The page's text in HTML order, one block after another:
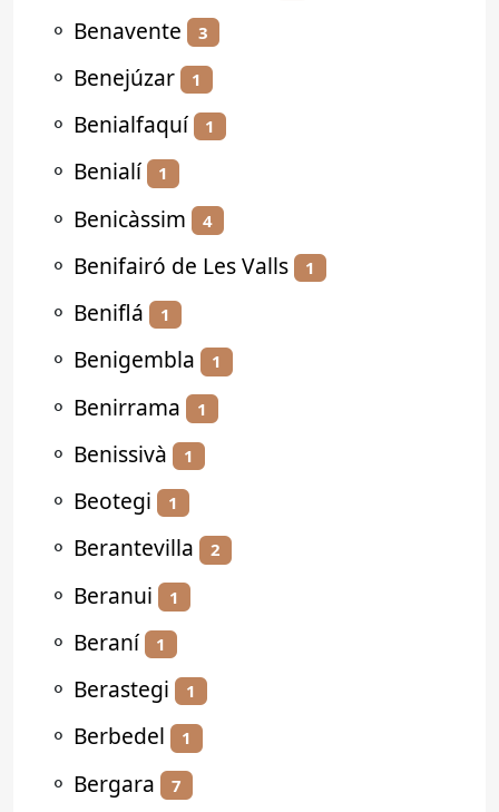
⚬ Benavente 3
⚬ Benejúzar 1
⚬ Benialfaquí 1
⚬ Benialí 1
⚬ Benicàssim 4
⚬ Benifairó de Les Valls 1
⚬ Beniflá 1
⚬ Benigembla 1
⚬ Benirrama 1
⚬ Benissivà 1
⚬ Beotegi 1
⚬ Berantevilla 2
⚬ Beranui 1
⚬ Beraní 1
⚬ Berastegi 1
⚬ Berbedel 1
⚬ Bergara 7